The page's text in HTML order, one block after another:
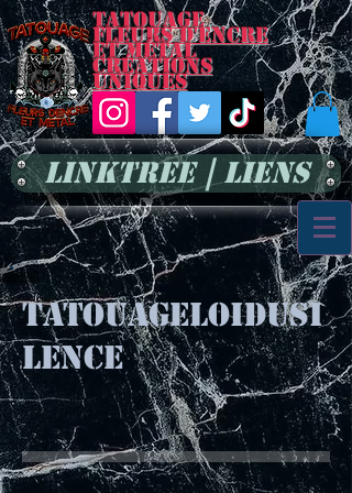
Tatouage
Fleurs d'encre
et métal
Créations
uniques
LinkTree | Liens
tatouageloidusi
lence